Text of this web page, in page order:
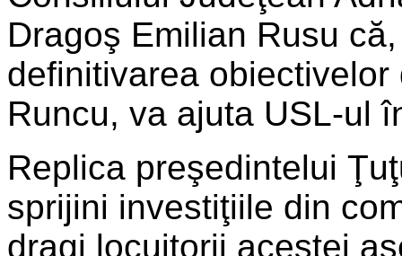
Dragoş Emilian Rusu
definitivarea
Runcu, va ajuta USL-ul
Replica preşedintelui
sprijini investiţiile din
dragi locuitorii acestei